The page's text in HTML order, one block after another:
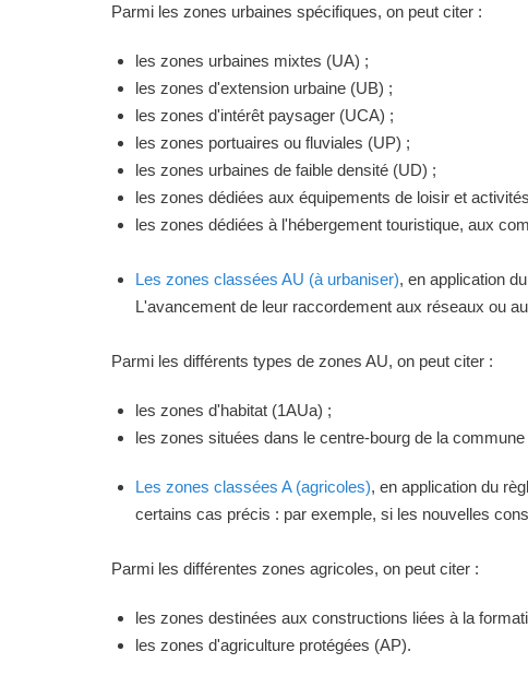
Parmi les zones urbaines spécifiques, on peut citer :
les zones urbaines mixtes (UA) ;
les zones d'extension urbaine (UB) ;
les zones d'intérêt paysager (UCA) ;
les zones portuaires ou fluviales (UP) ;
les zones urbaines de faible densité (UD) ;
les zones dédiées aux équipements de loisir et
les zones dédiées à l'hébergement touristique, aux
Les zones classées AU (à urbaniser), en application
L'avancement de leur raccordement aux réseaux ou
Parmi les différents types de zones AU, on peut citer :
les zones d'habitat (1AUa) ;
les zones situées dans le centre-bourg de la
Les zones classées A (agricoles), en application du
certains cas précis : par exemple, si les nouvelles
Parmi les différentes zones agricoles, on peut citer :
les zones destinées aux constructions liées à la
les zones d'agriculture protégées (AP).